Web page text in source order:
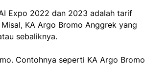
Expo 2022 dan 2023 adalah tarif
KA Argo Bromo Anggrek yang
sebaliknya.
Contohnya seperti KA Argo Bromo